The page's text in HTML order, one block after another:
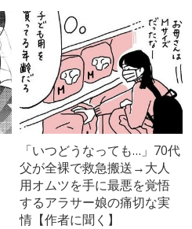
「いつどうなっても…」70代
父が全裸で救急搬送→大人
用オムツを手に最悪を覚悟
するアラサー娘の痛切な実
情【作者に聞く】